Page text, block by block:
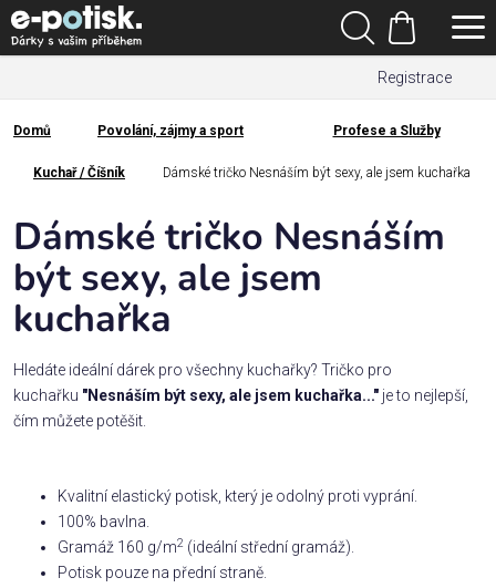
Přejít
na
obsah
Registrace
Hledat
Nákupní
košík
Kategorie
Dárek
pro
Rodina
Láska
Příležitosti
Domů
Domů Povolání, zájmy a sport Profese a Služby
Kuchař / Číšník Dámské tričko Nesnáším být sexy, ale jsem kuchařka
Dámské tričko Nesnáším
být sexy, ale jsem
kuchařka
Hledáte ideální dárek pro všechny kuchařky? Tričko pro
kuchařku "Nesnáším být sexy, ale jsem kuchařka..." je to nejlepší,
čím můžete potěšit.
Kvalitní elastický potisk, který je odolný proti vyprání.
100% bavlna.
Gramáž 160 g/m2 (ideální střední gramáž).
Potisk pouze na přední straně.